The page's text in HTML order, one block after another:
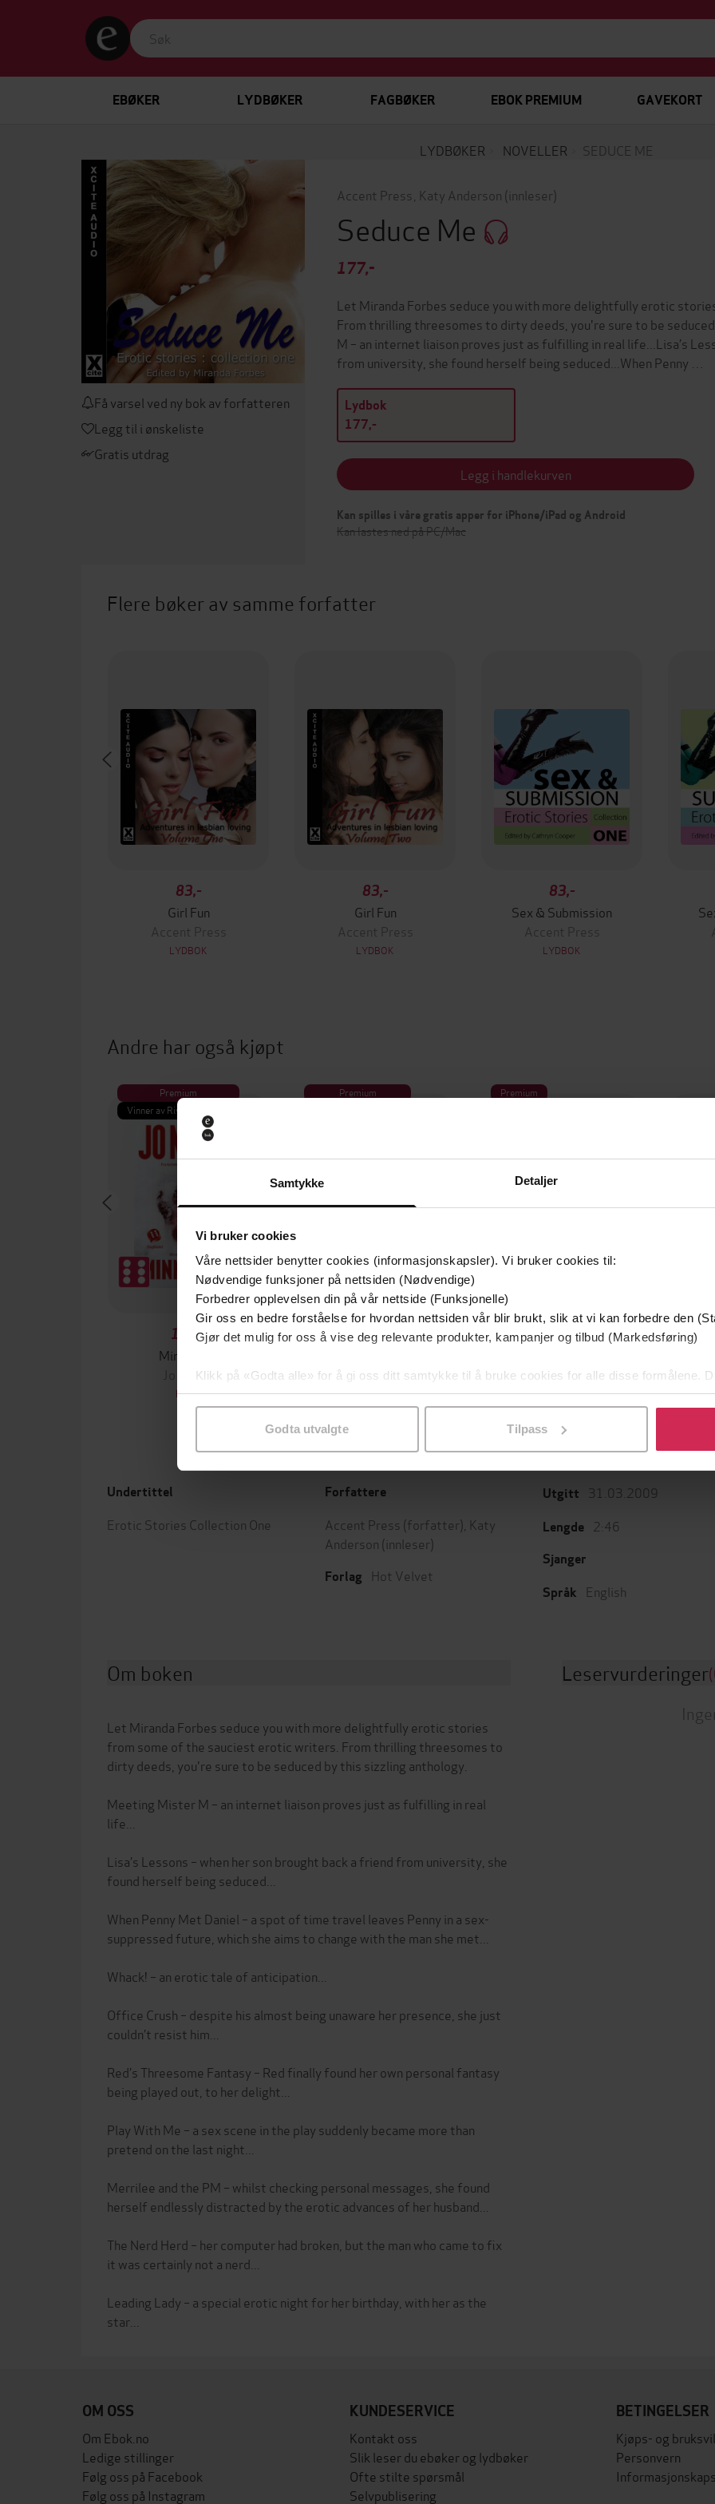
Samtykke Detaljer
Vi bruker cookies
Våre nettsider benytter cookies (informasjonskapsler). Vi bruker cookies til:
Nødvendige funksjoner på nettsiden (Nødvendige)
Forbedrer opplevelsen din på vår nettside (Funksjonelle)
Gir oss en bedre forståelse for hvordan nettsiden vår blir brukt, slik at vi kan forbedre den
Gjør det mulig for oss å vise deg relevante produkter, kampanjer og tilbud (Markedsføring)
Klikk på «Godta alle» for å gi oss ditt samtykke til å bruke cookies for alle disse formålene.
samtykke til spesifikke formål ved å klikke på «Tilpass». Du kan når som helst trekke
Godta utvalgte Tilpass
EBØKER LYDBØKER FAGBØKER EBOK PREMIUM GAVEKORT
LYDBØKER NOVELLER SEDUCE ME
Få varsel ved ny bok av forfatteren
Legg til i ønskeliste
Gratis utdrag
Accent Press Katy Anderson (innleser)
Seduce Me
177,-
Let Miranda Forbes seduce you with more delightfully erotic
From thrilling threesomes to dirty deeds, you're sure to be
M – an internet liaison proves just as fulfilling in real life...Lisa’s
from university, she found herself being seduced...When Penny …
Lydbok
177,-
Legg i handlekurven
Kan spilles i våre gratis apper for iPhone/iPad og Android
Kan lastes ned på PC/Mac
Flere bøker av samme forfatter
83,-
Girl Fun
Accent Press
LYDBOK
83,-
Girl Fun
Accent Press
LYDBOK
83,-
Sex & Submission
Accent Press
LYDBOK
Andre har også kjøpt
Premium
Vinner av Rivertonprisen
199,-
Minnesota
Jo Nesbø
EBOK
Premium
349,-
Jørn Lier Horst
EBOK
Premium
149,-
Stian Hjelvin Andersen
EBOK
Undertittel
Erotic Stories Collection One
Forfattere
Accent Press (forfatter), Katy
Anderson (innleser)
Forlag Hot Velvet
Utgitt 31.03.2009
Lengde 2:46
Sjanger
Språk
English
Om boken
Let Miranda Forbes seduce you with more delightfully erotic stories
from some of the sauciest erotic writers. From thrilling threesomes to
dirty deeds, you're sure to be seduced by this sizzling anthology.
Meeting Mister M – an internet liaison proves just as fulfilling in real
life...
Lisa’s Lessons – when her son brought back a friend from university, she
found herself being seduced...
When Penny Met Daniel – a spot of time travel leaves Penny in a sex-
suppressed future, which she aims to change with the man she met...
Whack! – an erotic tale of anticipation...
Office Crush – despite his almost being unaware her presence, she just
couldn’t resist him...
Red’s Threesome Fantasy – Red finally found her own personal fantasy
being played out, to her delight...
Play With Me – a sex scene in the play suddenly became more than
pretend on the last night...
Merrilee and the PM – whilst checking personal messages, she found
herself endlessly distracted by the erotic advances of her husband...
The Nerd Herd – her computer had broken, but the man who came to fix
it was certainly not a nerd...
Leading Lady – a special erotic night for her birthday, with her as the
Leservurderinger
OM OSS
Om Ebok.no
Ledige stillinger
Følg oss på Facebook
Følg oss på Instagram
KUNDESERVICE
Kontakt oss
Slik leser du ebøker og lydbøker
Ofte stilte spørsmål
Selvpublisering
BETINGELSER
Kjøps- og
Personvern